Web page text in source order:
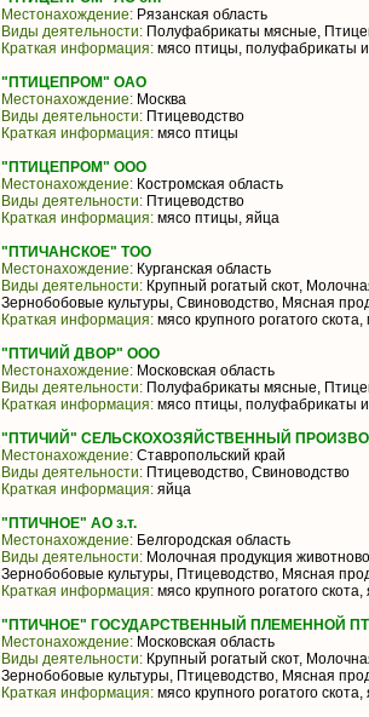
Местонахождение: Рязанская область
Виды деятельности: Полуфабрикаты мясные,
Краткая информация: мясо птицы, полуфабрикаты
"ПТИЦЕПРОМ" ОАО
Местонахождение: Москва
Виды деятельности: Птицеводство
Краткая информация: мясо птицы
"ПТИЦЕПРОМ" ООО
Местонахождение: Костромская область
Виды деятельности: Птицеводство
Краткая информация: мясо птицы, яйца
"ПТИЧАНСКОЕ" ТОО
Местонахождение: Курганская область
Виды деятельности: Крупный рогатый скот,
Зернобобовые культуры, Свиноводство, Мясная
Краткая информация: мясо крупного рогатого
"ПТИЧИЙ ДВОР" ООО
Местонахождение: Московская область
Виды деятельности: Полуфабрикаты мясные,
Краткая информация: мясо птицы, полуфабрикаты
"ПТИЧИЙ" СЕЛЬСКОХОЗЯЙСТВЕННЫЙ
Местонахождение: Ставропольский край
Виды деятельности: Птицеводство, Свиноводство
Краткая информация: яйца
"ПТИЧНОЕ" АО з.т.
Местонахождение: Белгородская область
Виды деятельности: Молочная продукция
Зернобобовые культуры, Птицеводство, Мясная
Краткая информация: мясо крупного рогатого
"ПТИЧНОЕ" ГОСУДАРСТВЕННЫЙ ПЛЕМЕННОЙ
Местонахождение: Московская область
Виды деятельности: Крупный рогатый скот,
Зернобобовые культуры, Птицеводство, Мясная
Краткая информация: мясо крупного рогатого